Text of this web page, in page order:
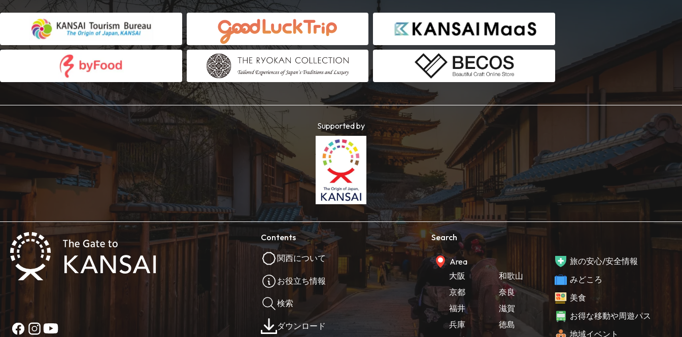
Supported by
Contents
関西について
お役立ち情報
検索
ダウンロード
Search
Area
大阪
京都
福井
兵庫
和歌山
奈良
滋賀
徳島
旅の安心/安全情報
みどころ
美食
お得な移動や周遊パス
地域イベント